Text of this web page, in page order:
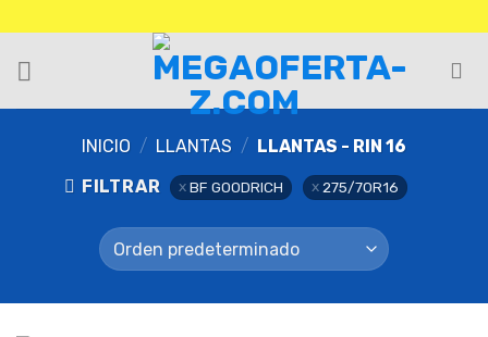
INICIO / LLANTAS / LLANTAS - RIN 16
FILTRAR
BF GOODRICH 275/70R16